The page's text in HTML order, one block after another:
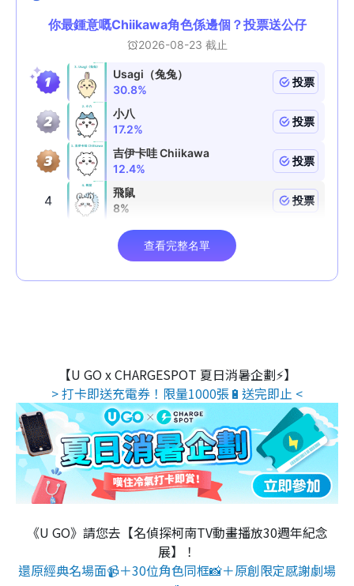
【U GO x CHARGESPOT 夏日消暑企劃⚡】
> 打卡即送充電券！限量1000張🔋送完即止 <
《U GO》請您去【名偵探柯南TV動畫播放30週年紀念
展】！
還原經典名場面📹＋30位角色同框📸＋原創限定感謝劇場